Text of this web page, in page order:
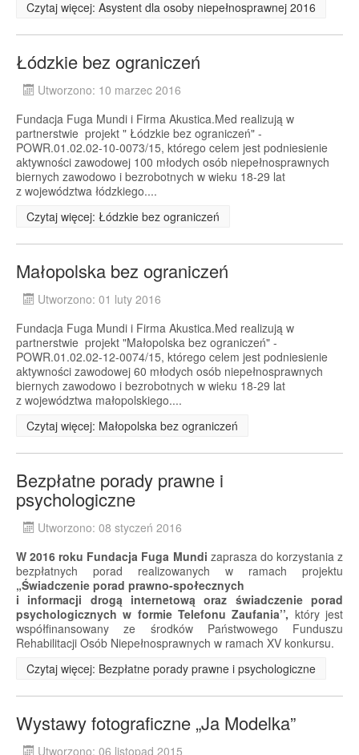
Czytaj więcej: Asystent dla osoby niepełnosprawnej 2016
Łódzkie bez ograniczeń
Utworzono: 10 marzec 2016
Fundacja Fuga Mundi i Firma Akustica.Med realizują w
partnerstwie projekt " Łódzkie bez ograniczeń" -
POWR.01.02.02-10-0073/15, którego celem jest podniesienie
aktywności zawodowej 100 młodych osób niepełnosprawnych
biernych zawodowo i bezrobotnych w wieku 18-29 lat
z województwa łódzkiego....
Czytaj więcej: Łódzkie bez ograniczeń
Małopolska bez ograniczeń
Utworzono: 01 luty 2016
Fundacja Fuga Mundi i Firma Akustica.Med realizują w
partnerstwie projekt "Małopolska bez ograniczeń" -
POWR.01.02.02-12-0074/15, którego celem jest podniesienie
aktywności zawodowej 60 młodych osób niepełnosprawnych
biernych zawodowo i bezrobotnych w wieku 18-29 lat
z województwa małopolskiego....
Czytaj więcej: Małopolska bez ograniczeń
Bezpłatne porady prawne i
psychologiczne
Utworzono: 08 styczeń 2016
W 2016 roku Fundacja Fuga Mundi zaprasza do korzystania z
bezpłatnych porad realizowanych w ramach projektu
„Świadczenie porad prawno-społecznych
i informacji drogą internetową oraz świadczenie porad
psychologicznych w formie Telefonu Zaufania’’, który jest
współfinansowany ze środków Państwowego Funduszu
Rehabilitacji Osób Niepełnosprawnych w ramach XV konkursu.
Czytaj więcej: Bezpłatne porady prawne i psychologiczne
Wystawy fotograficzne „Ja Modelka”
Utworzono: 06 listopad 2015